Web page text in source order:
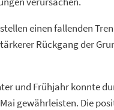
einen fallenden
Rückgang der
und Frühjahr konnte
gewährleisten. Die